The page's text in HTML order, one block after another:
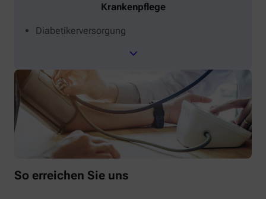
Krankenpflege
Diabetikerversorgung
So erreichen Sie uns